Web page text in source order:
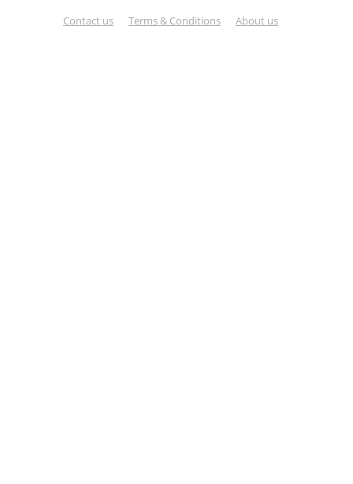
Contact us Terms & Conditions About us